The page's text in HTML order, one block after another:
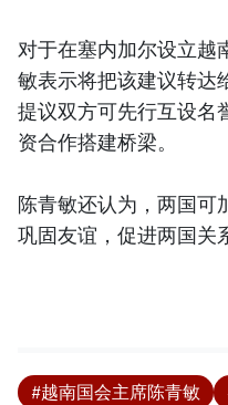
对于在塞内加尔设立越
敏表示将把该建议转达
提议双方可先行互设名
资合作搭建桥梁。
陈青敏还认为，两国可
巩固友谊，促进两国关
#越南国会主席陈青敏